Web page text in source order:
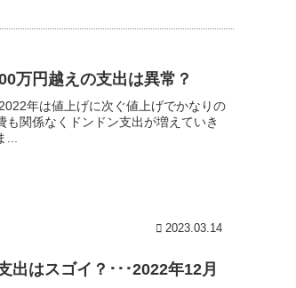
万円越えの支出は異常？
年は値上げに次ぐ値上げでかなりの
関係なくドンドン支出が増えていき
...
2023.03.14
出はスゴイ？･･･2022年12月